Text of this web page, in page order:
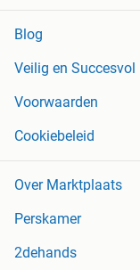
Blog
Veilig en Succesvol
Voorwaarden
Cookiebeleid
Over Marktplaats
Perskamer
2dehands